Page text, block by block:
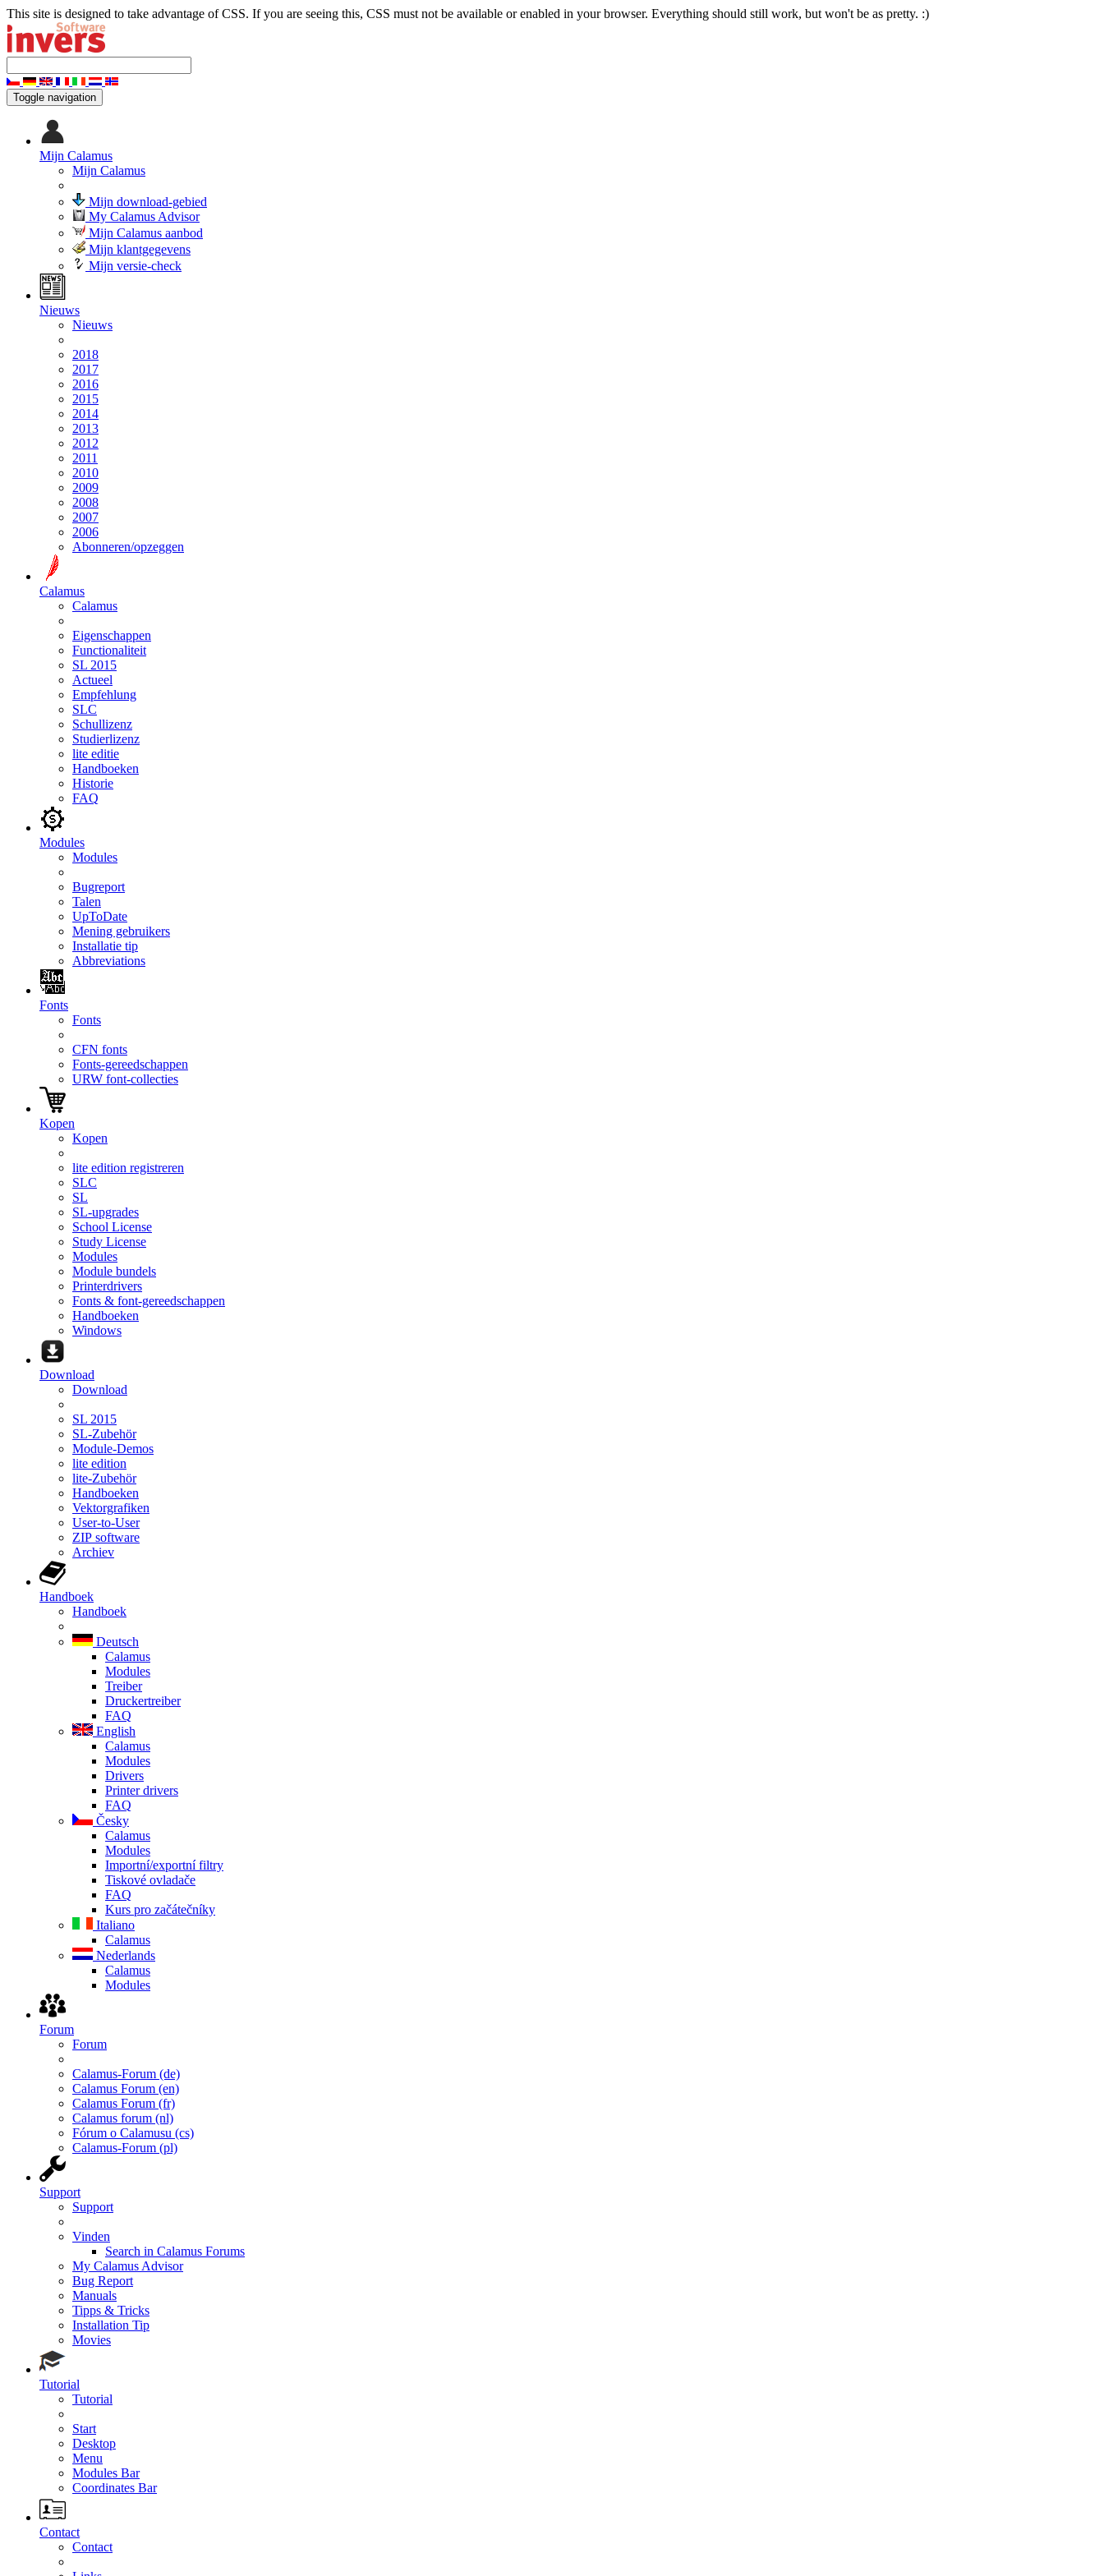
This site is designed to take advantage of CSS. If you are seeing this, CSS must not be available or enabled in your browser. Everything should still work, but won't be as pretty. :)
Toggle navigation
Mijn Calamus
Mijn Calamus
Mijn download-gebied
My Calamus Advisor
Mijn Calamus aanbod
Mijn klantgegevens
Mijn versie-check
Nieuws
Nieuws
2018
2017
2016
2015
2014
2013
2012
2011
2010
2009
2008
2007
2006
Abonneren/opzeggen
Calamus
Calamus
Eigenschappen
Functionaliteit
SL 2015
Actueel
Empfehlung
SLC
Schullizenz
Studierlizenz
lite editie
Handboeken
Historie
FAQ
Modules
Modules
Bugreport
Talen
UpToDate
Mening gebruikers
Installatie tip
Abbreviations
Fonts
Fonts
CFN fonts
Fonts-gereedschappen
URW font-collecties
Kopen
Kopen
lite edition registreren
SLC
SL
SL-upgrades
School License
Study License
Modules
Module bundels
Printerdrivers
Fonts & font-gereedschappen
Handboeken
Windows
Download
Download
SL 2015
SL-Zubehör
Module-Demos
lite edition
lite-Zubehör
Handboeken
Vektorgrafiken
User-to-User
ZIP software
Archiev
Handboek
Handboek
Deutsch
Calamus
Modules
Treiber
Druckertreiber
FAQ
English
Calamus
Modules
Drivers
Printer drivers
FAQ
Česky
Calamus
Modules
Importní/exportní filtry
Tiskové ovladače
FAQ
Kurs pro začátečníky
Italiano
Calamus
Nederlands
Calamus
Modules
Forum
Forum
Calamus-Forum (de)
Calamus Forum (en)
Calamus Forum (fr)
Calamus forum (nl)
Fórum o Calamusu (cs)
Calamus-Forum (pl)
Support
Support
Vinden
Search in Calamus Forums
My Calamus Advisor
Bug Report
Manuals
Tipps & Tricks
Installation Tip
Movies
Tutorial
Tutorial
Start
Desktop
Menu
Modules Bar
Coordinates Bar
Contact
Contact